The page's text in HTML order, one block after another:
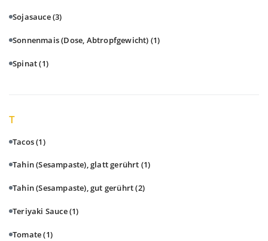
Sojasauce(3)
Sonnenmais (Dose, Abtropfgewicht) (1)
Spinat(1)
T
Tacos(1)
Tahin (Sesampaste), glatt gerührt (1)
Tahin (Sesampaste), gut gerührt(2)
Teriyaki Sauce(1)
Tomate(1)